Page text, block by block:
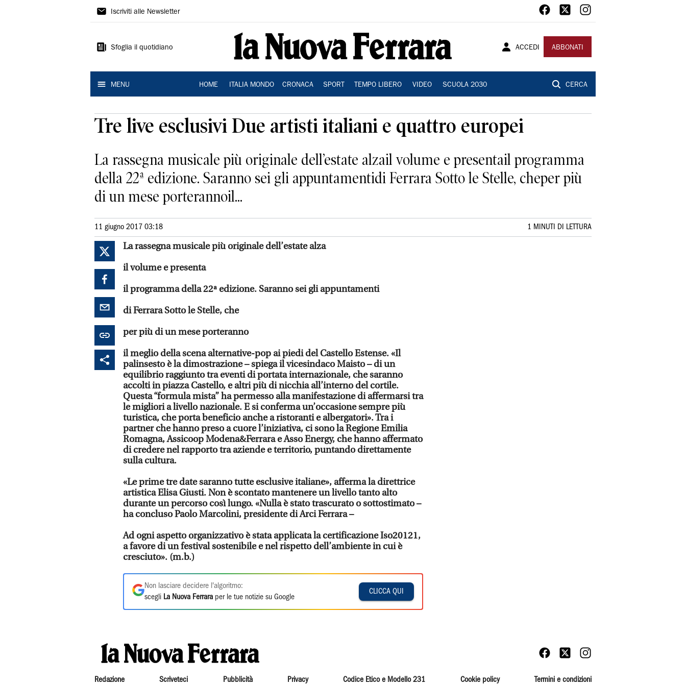
La
Ferrara
Iscriviti alle Newsletter
Sfoglia il quotidiano ACCEDI ABBONATI
MENU HOME ITALIA MONDO CRONACA SPORT TEMPO LIBERO VIDEO SCUOLA 2030 CERCA
Tre live esclusivi Due artisti italiani e quattro europei
La rassegna musicale più originale dell’estate alzail volume e presentail programma
della 22ª edizione. Saranno sei gli appuntamentidi Ferrara Sotto le Stelle, cheper più
di un mese porterannoil...
11 giugno 2017 03:18 1 MINUTI DI LETTURA
La rassegna musicale più originale dell’estate alza
il volume e presenta
il programma della 22ª edizione. Saranno sei gli appuntamenti
di Ferrara Sotto le Stelle, che
per più di un mese porteranno
il meglio della scena alternative-pop ai piedi del Castello Estense. «Il
palinsesto è la dimostrazione – spiega il vicesindaco Maisto – di un
equilibrio raggiunto tra eventi di portata internazionale, che saranno
accolti in piazza Castello, e altri più di nicchia all’interno del cortile.
Questa “formula mista” ha permesso alla manifestazione di affermarsi tra
le migliori a livello nazionale. E si conferma un’occasione sempre più
turistica, che porta beneficio anche a ristoranti e albergatori». Tra i
partner che hanno preso a cuore l’iniziativa, ci sono la Regione Emilia
Romagna, Assicoop Modena&Ferrara e Asso Energy, che hanno affermato
di credere nel rapporto tra aziende e territorio, puntando direttamente
sulla cultura.
«Le prime tre date saranno tutte esclusive italiane», afferma la direttrice
artistica Elisa Giusti. Non è scontato mantenere un livello tanto alto
durante un percorso così lungo. «Nulla è stato trascurato o sottostimato –
ha concluso Paolo Marcolini, presidente di Arci Ferrara –
Ad ogni aspetto organizzativo è stata applicata la certificazione Iso20121,
a favore di un festival sostenibile e nel rispetto dell’ambiente in cui è
cresciuto». (m.b.)
Non lasciare decidere l'algoritmo:
scegli La Nuova Ferrara per le tue notizie su Google
CLICCA QUI
Redazione Scriveteci Pubblicità Privacy Codice Etico e Modello 231 Cookie policy Termini e condizioni